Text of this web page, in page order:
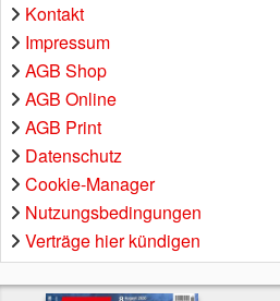
Kontakt
Impressum
AGB Shop
AGB Online
AGB Print
Datenschutz
Cookie-Manager
Nutzungsbedingungen
Verträge hier kündigen